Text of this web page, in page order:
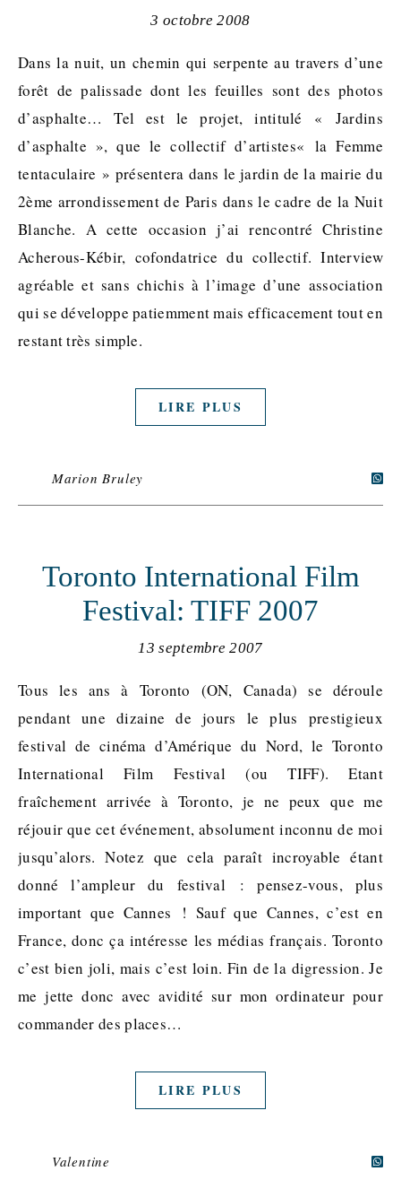
3 octobre 2008
Dans la nuit, un chemin qui serpente au travers d’une
forêt de palissade dont les feuilles sont des photos
d’asphalte… Tel est le projet, intitulé « Jardins
d’asphalte », que le collectif d’artistes« la Femme
tentaculaire » présentera dans le jardin de la mairie du
2ème arrondissement de Paris dans le cadre de la Nuit
Blanche. A cette occasion j’ai rencontré Christine
Acherous-Kébir, cofondatrice du collectif. Interview
agréable et sans chichis à l’image d’une association
qui se développe patiemment mais efficacement tout en
restant très simple.
LIRE PLUS
Marion Bruley
Toronto International Film
Festival: TIFF 2007
13 septembre 2007
Tous les ans à Toronto (ON, Canada) se déroule
pendant une dizaine de jours le plus prestigieux
festival de cinéma d’Amérique du Nord, le Toronto
International Film Festival (ou TIFF). Etant
fraîchement arrivée à Toronto, je ne peux que me
réjouir que cet événement, absolument inconnu de moi
jusqu’alors. Notez que cela paraît incroyable étant
donné l’ampleur du festival : pensez-vous, plus
important que Cannes ! Sauf que Cannes, c’est en
France, donc ça intéresse les médias français. Toronto
c’est bien joli, mais c’est loin. Fin de la digression. Je
me jette donc avec avidité sur mon ordinateur pour
commander des places…
LIRE PLUS
Valentine